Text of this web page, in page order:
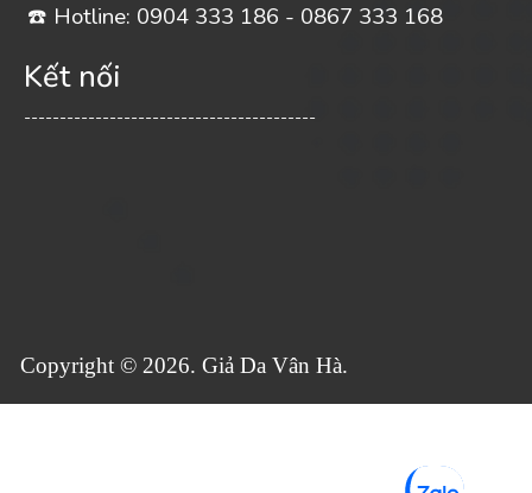
☎ ️ Hotline: 0904 333 186 - 0867 333 168
Kết nối
-----------------------------------------
Copyright © 2026. Giả Da Vân Hà.